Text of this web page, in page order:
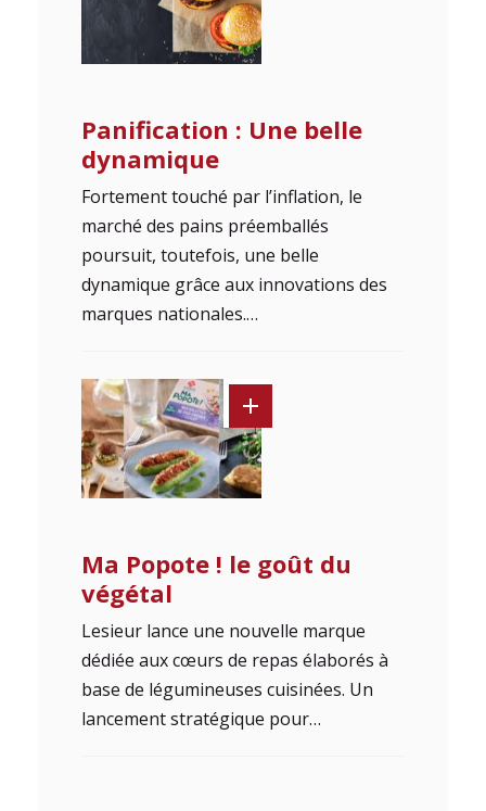
Panification : Une belle
dynamique
Fortement touché par l’inflation, le
marché des pains préemballés
poursuit, toutefois, une belle
dynamique grâce aux innovations des
marques nationales.…
Ma Popote ! le goût du
végétal
Lesieur lance une nouvelle marque
dédiée aux cœurs de repas élaborés à
base de légumineuses cuisinées. Un
lancement stratégique pour…